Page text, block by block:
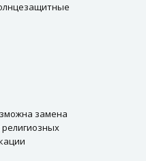
замена